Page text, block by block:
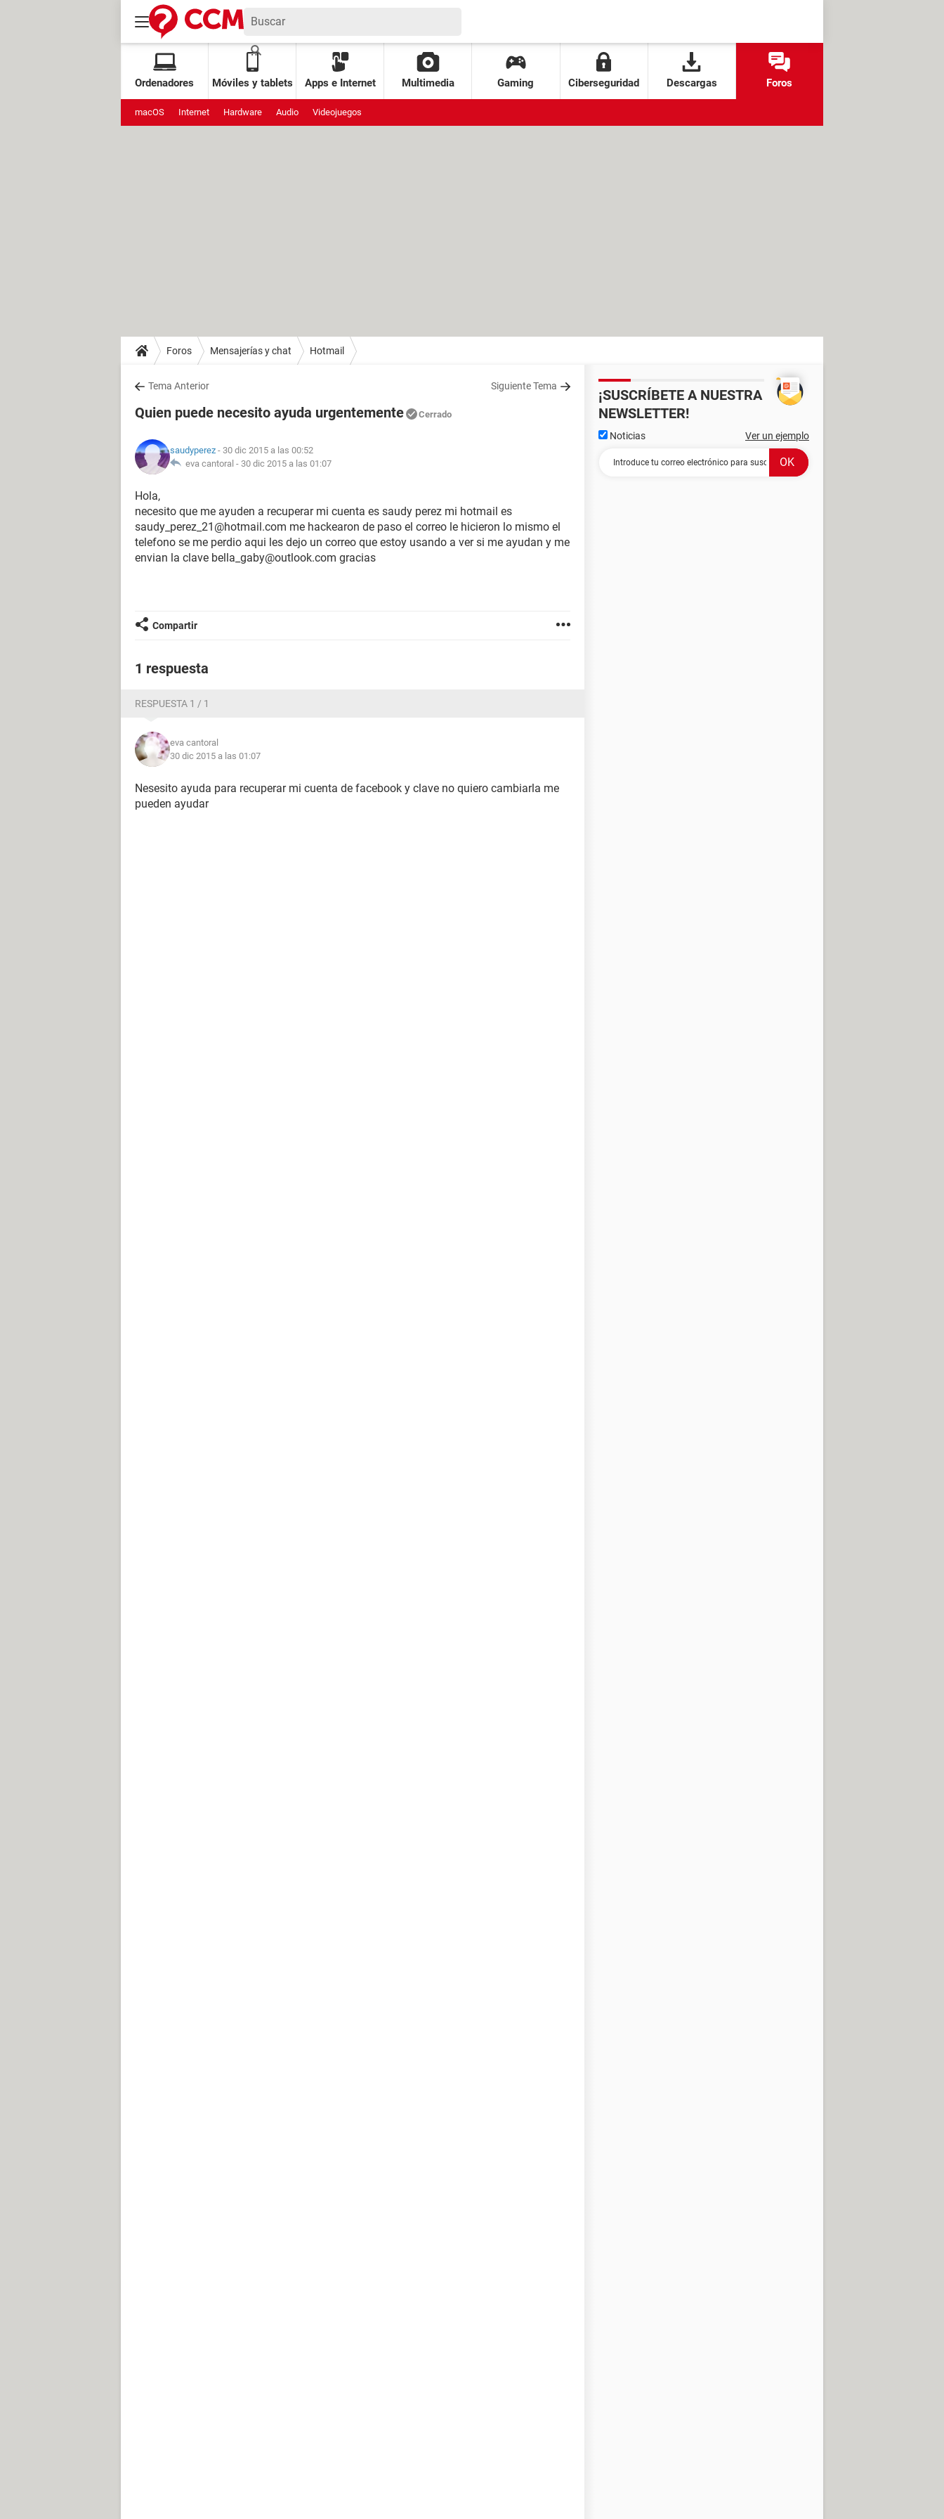
Ordenadores Móviles y tablets Apps e Internet Multimedia Gaming Ciberseguridad Descargas Foros
macOS Internet Hardware Audio Videojuegos
Foros Mensajerías y chat Hotmail
Tema Anterior Siguiente Tema
Quien puede necesito ayuda urgentemente Cerrado
saudyperez - 30 dic 2015 a las 00:52
eva cantoral - 30 dic 2015 a las 01:07
Hola,
necesito que me ayuden a recuperar mi cuenta es saudy perez mi hotmail es
saudy_perez_21@hotmail.com me hackearon de paso el correo le hicieron lo mismo el
telefono se me perdio aqui les dejo un correo que estoy usando a ver si me ayudan y me
envian la clave bella_gaby@outlook.com gracias
Compartir
1 respuesta
RESPUESTA 1 / 1
eva cantoral
30 dic 2015 a las 01:07
Nesesito ayuda para recuperar mi cuenta de facebook y clave no quiero cambiarla me
pueden ayudar
¡SUSCRÍBETE A NUESTRA
NEWSLETTER!
Noticias Ver un ejemplo